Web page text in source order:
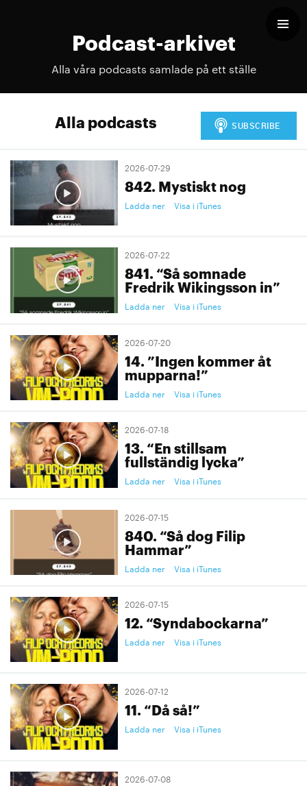
Podcast-arkivet
Alla våra podcasts samlade på ett ställe
Alla podcasts
2026-07-29
842. Mystiskt nog
Ladda ner Visa i iTunes
2026-07-22
841. “Så somnade
Fredrik Wikingsson in”
Ladda ner Visa i iTunes
2026-07-20
14. ”Ingen kommer åt
mupparna!”
Ladda ner Visa i iTunes
2026-07-18
13. “En stillsam
fullständig lycka”
Ladda ner Visa i iTunes
2026-07-15
840. “Så dog Filip
Hammar”
Ladda ner Visa i iTunes
2026-07-15
12. “Syndabockarna”
Ladda ner Visa i iTunes
2026-07-12
11. “Då så!”
Ladda ner Visa i iTunes
2026-07-08